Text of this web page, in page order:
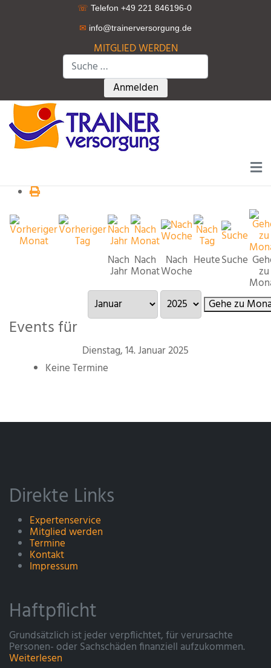
☏ Telefon +49 221 846196-0
✉ info@trainerversorgung.de
MITGLIED WERDEN
Suchen
Type 2 or more characters for
Anmelden
Nach
Jahr
Nach
Monat
Nach
Woche
HeuteSuche
zu
Gehe zu
Events für
Dienstag, 14. Januar 2025
Keine Termine
Direkte Links
Expertenservice
Mitglied werden
Termine
Kontakt
Impressum
Haftpflicht
Grundsätzlich ist jeder verpflichtet, für verursachte
Personen- oder Sachschäden finanziell aufzukommen.
Weiterlesen